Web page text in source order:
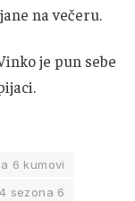
na večeru.
je pun sebe
6 kumovi
sezona 6